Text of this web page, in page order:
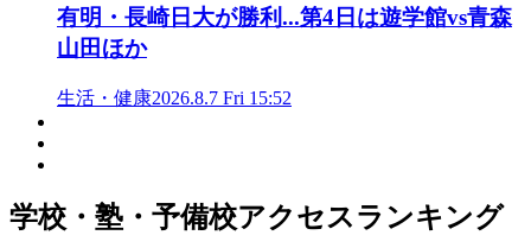
有明・長崎日大が勝利...第4日は遊学館vs青森
山田ほか
生活・健康2026.8.7 Fri 15:52
学校・塾・予備校アクセスランキング